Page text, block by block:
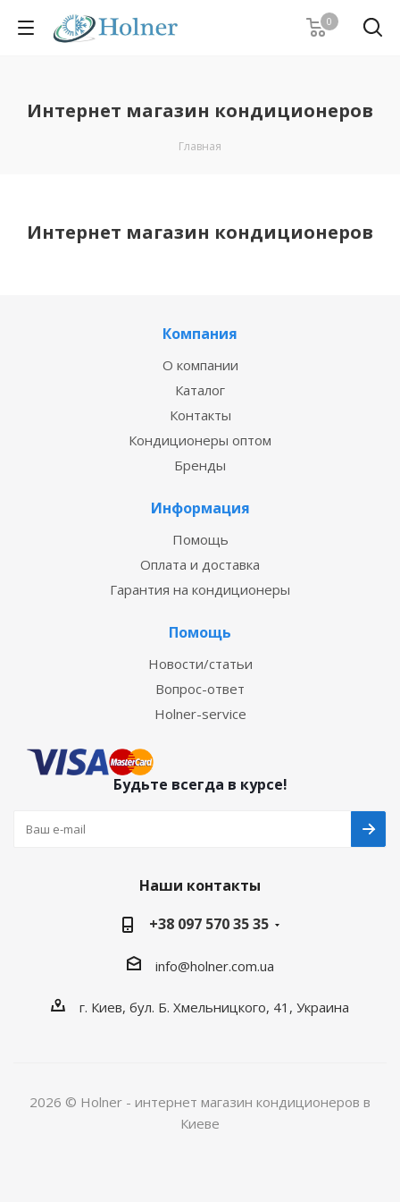
0
Интернет магазин кондиционеров
Главная
Интернет магазин кондиционеров
Компания
О компании
Каталог
Контакты
Кондиционеры оптом
Бренды
Информация
Помощь
Оплата и доставка
Гарантия на кондиционеры
Помощь
Новости/статьи
Вопрос-ответ
Holner-service
Будьте всегда в курсе!
Наши контакты
+38 097 570 35 35
info@holner.com.ua
г. Киев, бул. Б. Хмельницкого, 41, Украина
2026 © Holner - интернет магазин кондиционеров в
Киеве